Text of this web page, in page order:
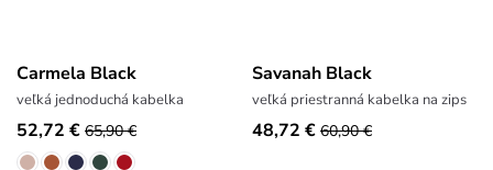
Carmela Black
veľká jednoduchá kabelka
52,72 € 65,90 €
Savanah Black
veľká priestranná kabelka na zips
48,72 € 60,90 €